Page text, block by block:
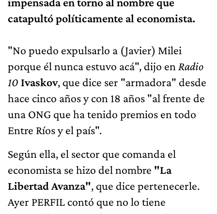
catapultó políticamente al economista.
porque él nunca estuvo acá", dijo enRadio
10Ivaskov, que dice ser "armadora" desde
hace cinco años y con 18 años "al frente de
una ONG que ha tenido premios en todo
Entre Ríos y el país".
economista se hizo del nombre"La
Libertad Avanza", que dice pertenecerle.
Ayer PERFIL contó que no lo tiene
registrado a su nombre y que en el